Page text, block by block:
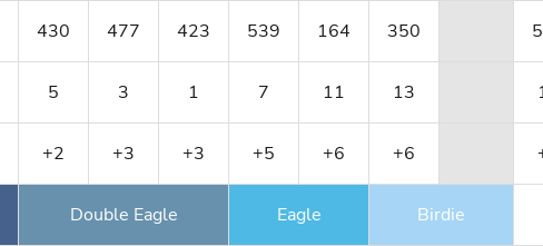
430 477 423 539 164 350
5 3 1 7 11 13
+2 +3 +3 +5 +6 +6
Double Eagle Eagle Birdie